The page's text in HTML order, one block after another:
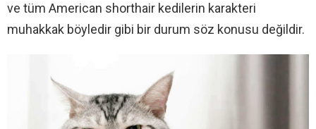
ve tüm American shorthair kedilerin karakteri
muhakkak böyledir gibi bir durum söz konusu değildir.